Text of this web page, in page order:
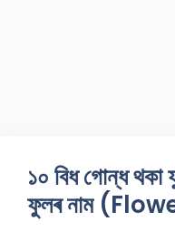
১০ বিধ গোন্ধ
ফুলৰ নাম